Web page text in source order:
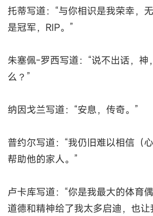
托蒂写道：“与你相识是我荣幸，
是冠军，RIP。”
朱塞佩-罗西写道：“说不出话，神
么？”
纳因戈兰写道：“安息，传奇。”
普约尔写道：“我仍旧难以相信（
帮助他的家人。”
卢卡库写道：“你是我最大的体育
道德和精神给了我太多启迪，也